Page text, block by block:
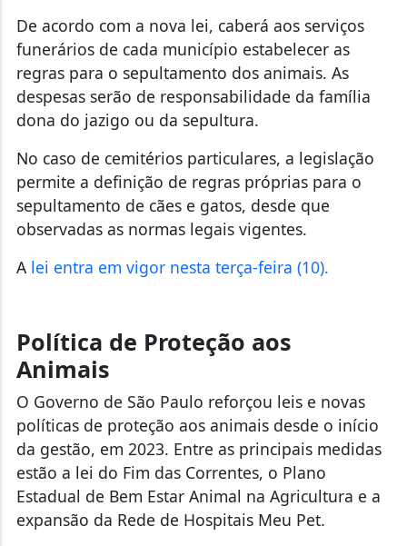
De acordo com a nova lei, caberá aos serviços
funerários de cada município estabelecer as
regras para o sepultamento dos animais. As
despesas serão de responsabilidade da família
dona do jazigo ou da sepultura.
No caso de cemitérios particulares, a legislação
permite a definição de regras próprias para o
sepultamento de cães e gatos, desde que
observadas as normas legais vigentes.
A lei entra em vigor nesta terça-feira (10).
Política de Proteção aos
Animais
O Governo de São Paulo reforçou leis e novas
políticas de proteção aos animais desde o início
da gestão, em 2023. Entre as principais medidas
estão a lei do Fim das Correntes, o Plano
Estadual de Bem Estar Animal na Agricultura e a
expansão da Rede de Hospitais Meu Pet.